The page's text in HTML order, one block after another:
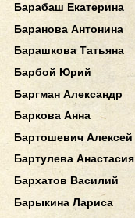
Барабаш Екатерина
Баранова Антонина
Барашкова Татьяна
Барбой Юрий
Баргман Александр
Баркова Анна
Бартошевич Алексей
Бартулева Анастасия
Бархатов Василий
Барыкина Лариса